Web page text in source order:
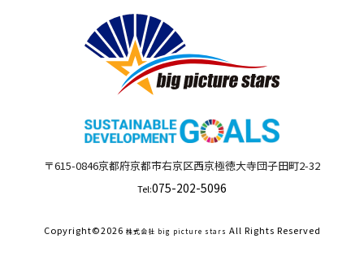
〒615-0846京都府京都市右京区西京極徳大寺団子田町2-32
Tel:075-202-5096
Copyright©2026 株式会社 big picture stars All Rights Reserved